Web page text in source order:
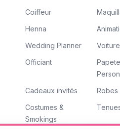
Coiffeur
Henna
Wedding Planner
Officiant
Cadeaux invités
Robes
Costumes &
Smokings